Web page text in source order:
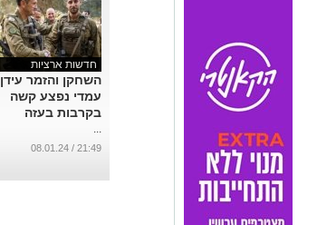
חדשות ארציות
השחקן והזמר עידן
עמדי נפצע קשה
בקרבות בעזה
...
21:49 / 08.01.24